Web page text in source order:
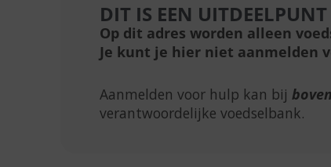
DIT IS EEN UITDEELPUNT
Op dit adres worden alleen
Je kunt je hier niet aanmelden
Aanmelden voor hulp kan bij
verantwoordelijke voedselbank.